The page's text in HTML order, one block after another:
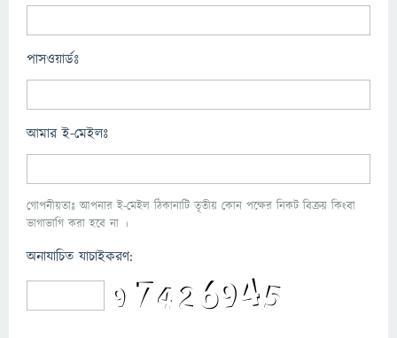
পাসওয়ার্ডঃ
আমার ই-মেইলঃ
গোপনীয়তাঃ আপনার ই-মেইল ঠিকানাটি তৃতীয় কোন পক্ষের নিকট বিক্রয় কিংবা
ভাগাভাগি করা হবে না ।
অনাযাচিত যাচাইকরণ: